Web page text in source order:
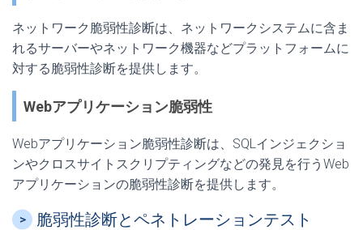
ネットワーク脆弱性診断は、ネットワークシステムに含ま
れるサーバーやネットワーク機器などプラットフォームに
対する脆弱性診断を提供します。
Webアプリケーション脆弱性
Webアプリケーション脆弱性診断は、SQLインジェクショ
ンやクロスサイトスクリプティングなどの発見を行うWeb
アプリケーションの脆弱性診断を提供します。
脆弱性診断とペネトレーションテスト